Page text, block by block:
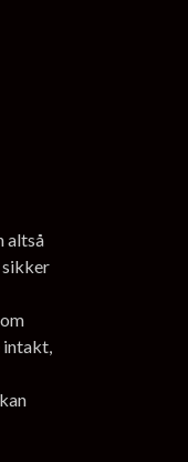
altså
sikker
intakt,